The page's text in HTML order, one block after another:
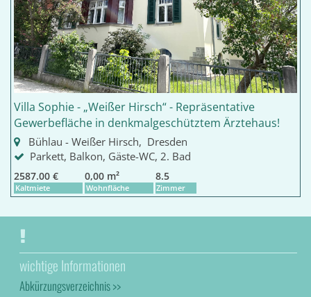
Villa Sophie - „Weißer Hirsch“ - Repräsentative
Gewerbefläche in denkmalgeschütztem Ärztehaus!
Bühlau - Weißer Hirsch, Dresden
Parkett, Balkon, Gäste-WC, 2. Bad
2587.00 €
Kaltmiete
0,00 m²
Wohnfläche
8.5
Zimmer
wichtige Informationen
Abkürzungsverzeichnis >>